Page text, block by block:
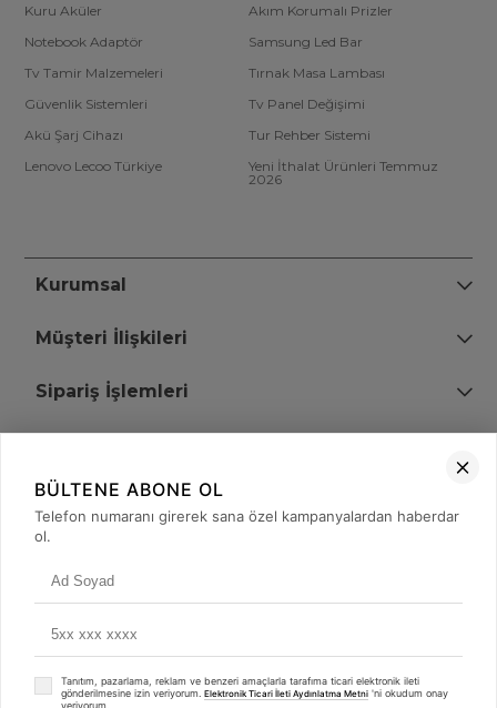
Kuru Aküler
Akım Korumalı Prizler
Notebook Adaptör
Samsung Led Bar
Tv Tamir Malzemeleri
Tırnak Masa Lambası
Güvenlik Sistemleri
Tv Panel Değişimi
Akü Şarj Cihazı
Tur Rehber Sistemi
Lenovo Lecoo Türkiye
Yeni İthalat Ürünleri Temmuz
2026
Kurumsal
Müşteri İlişkileri
Sipariş İşlemleri
+90 (850) 473 08 08
BÜLTENE ABONE OL
Telefon numaranı girerek sana özel kampanyalardan haberdar
ol.
Tanıtım, pazarlama, reklam ve benzeri amaçlarla tarafıma ticari elektronik ileti
gönderilmesine izin veriyorum. Elektronik Ticari İleti Aydınlatma Metni 'ni okudum onay
veriyorum.